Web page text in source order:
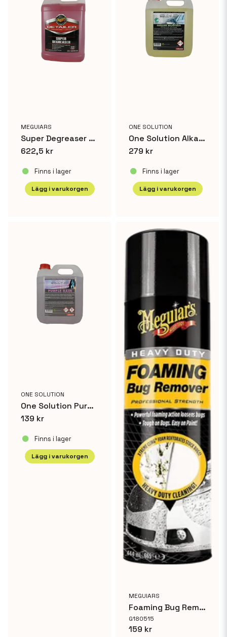
MEGUIARS
Super Degreaser 3,8 L
622,5 kr
Finns i lager
Lägg i varukorgen
ONE SOLUTION
One Solution Alkalisk Miljötvätt 25L
279 kr
Finns i lager
Lägg i varukorgen
ONE SOLUTION
One Solution Purple Rain 25 L
139 kr
Finns i lager
Lägg i varukorgen
MEGUIARS
Foaming Bug Remover
G180515
159 kr